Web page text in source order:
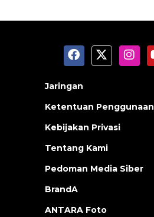
Jaringan
Ketentuan Penggunaan
Kebijakan Privasi
Tentang Kami
Pedoman Media Siber
BrandA
ANTARA Foto